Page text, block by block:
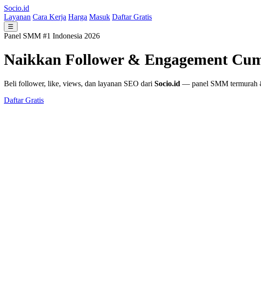
Socio.id
Layanan Cara Kerja Harga Masuk Daftar Gratis
☰
Panel SMM #1 Indonesia 2026
Naikkan Follower & Engagement
Beli follower, like, views, dan layanan SEO dari Socio.id — panel SMM termurah
Daftar Gratis